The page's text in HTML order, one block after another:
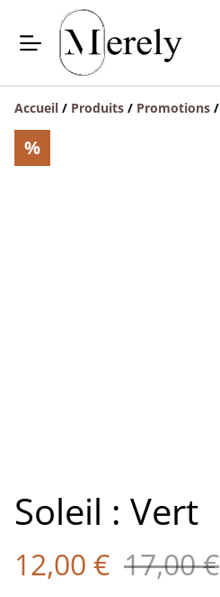
Accueil / Produits / Promotions /
%
Soleil : Vert
12,00 € 17,00 €